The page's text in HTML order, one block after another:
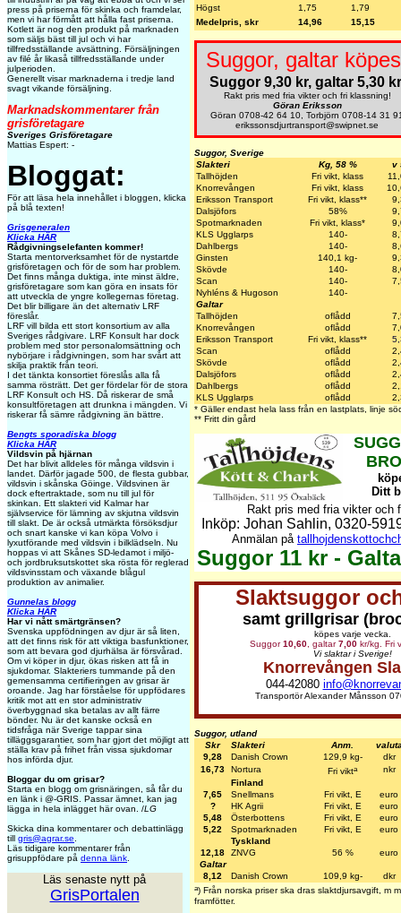
press på priserna för skinka och framdelar,
men vi har förmått att hålla fast priserna.
Kotlett är nog den produkt på marknaden
som säljs bäst till jul och vi har
tillfredsställande avsättning. Försäljningen
av filé år likaså tillfredsställande under
julperioden.
Generellt visar marknaderna i tredje land
svagt vikande försäljning.
Marknadskommentarer från
grisföretagare
Sveriges Grisföretagare
Mattias Espert: -
Bloggat:
För att läsa hela innehållet i bloggen, klicka
på blå texten!
Grisgeneralen
Klicka HÄR
Rådgivningselefanten kommer!
Starta mentorverksamhet för de nystartde
grisföretagen och för de som har problem.
Det finns många duktiga, inte minst äldre,
grisföretagare som kan göra en insats för
att utveckla de yngre kollegernas företag.
Det blir billigare än det alternativ LRF
föreslår.
LRF vill bilda ett stort konsortium av alla
Sveriges rådgivare. LRF Konsult har dock
problem med stor personalomsättning och
nybörjare i rådgivningen, som har svårt att
skilja praktik från teori.
I det tänkta konsortiet föreslås alla få
samma rösträtt. Det ger fördelar för de stora
LRF Konsult och HS. Då riskerar de små
konsultföretagen att drunkna i mängden. Vi
riskerar få sämre rådgivning än bättre.
Bengts sporadiska blogg
Klicka HÄR
Vildsvin på hjärnan
Det har blivit alldeles för många vildsvin i
landet. Därför jagade 500, de flesta gubbar,
vildsvin i skånska Göinge. Vildsvinen är
dock eftertraktade, som nu till jul för
skinkan. Ett slakteri vid Kalmar har
självservice för lämning av skjutna vildsvin
till slakt. De är också utmärkta försöksdjur
och snart kanske vi kan köpa Volvo i
lyxutförande med vildsvin i bilklädseln. Nu
hoppas vi att Skånes SD-ledamot i miljö-
och jordbruksutskottet ska rösta för reglerad
vildsvinsstam och växande blågul
produktion av animalier.
Gunnelas blogg
Klicka HÄR
Har vi nått smärtgränsen?
Svenska uppfödningen av djur är så liten,
att det finns risk för att viktiga basfunktioner,
som att bevara god djurhälsa är försvårad.
Om vi köper in djur, ökas risken att få in
sjukdomar. Slakteriers tummande på den
gemensamma certifieringen av grisar är
oroande. Jag har förståelse för uppfödares
kritik mot att en stor administrativ
överbyggnad ska betalas av allt färre
bönder. Nu är det kanske också en
tidsfråga när Sverige tappar sina
tilläggsgarantier, som har gjort det möjligt att
ställa krav på frihet från vissa sjukdomar
hos införda djur.
Bloggar du om grisar?
Starta en blogg om grisnäringen, så får du
en länk i @-GRIS. Passar ämnet, kan jag
lägga in hela inlägget här ovan. /LG
Skicka dina kommentarer och debattinlägg
till gris@agrar.se
Läs tidigare kommentarer från
grisuppfödare på denna länk
Läs senaste nytt på
GrisPortalen
Högst 1,75
1,79
Medelpris, skr
14,96 15,15
Suggor, galtar
Suggor 9,30 kr, galtar 5,30
Rakt pris med fria vikter och fri klassning!
Göran Eriksson
Göran 0708-42 64 10, Torbjörn 0708-14 31
erikssonsdjurtransport@swipnet.se
Suggor, Sverige
Slakteri
Kg, 58 %
v
Tallhöjden
Fri vikt, klass
Knorrevången
Fri vikt, klass
Eriksson Transport
Fri vikt, klass**
Dalsjöfors
58%
Spotmarknaden
Fri vikt, klass*
KLS Ugglarps
140-
Dahlbergs
140-
Ginsten
140,1 kg-
Skövde
140-
Scan
140-
Nyhléns & Hugoson
140-
Galtar
Tallhöjden
oflådd
Knorrevången
oflådd
Eriksson Transport
Fri vikt, klass**
Scan
oflådd
Skövde
oflådd
Dalsjöfors
oflådd
Dahlbergs
oflådd
KLS Ugglarps
oflådd
* Gäller endast hela lass från en lastplats, linje
** Fritt din gård
Ditt
Rakt pris med fria vikter och
Inköp: Johan Sahlin, 0320-
Anmälan på
Suggor 11 kr -
Slaktsuggor
samt grillgrisar
köpes varje vecka.
Suggor10,60, galtar7,00 kr/kg. Fri
Vi slaktar i Sverige!
Knorrevången
044-42080
Transportör Alexander Månsson
Suggor, utland
Skr
Slakteri Anm.
9,28
Danish Crown 129,9 kg-
dkr
16,73
Nortura Fri vikta
nkr
Finland
7,65
Snellmans Fri vikt, E
euro
?
HK Agrii Fri vikt, E
euro
5,48
Österbottens Fri vikt, E
euro
5,22
Spotmarknaden Fri vikt, E
euro
Tyskland
12,18
ZNVG 56 %
euro
Galtar
8,12
Danish Crown 109,9 kg- dkr
a) Från norska priser ska dras slaktdjursavgift, m
framfötter.